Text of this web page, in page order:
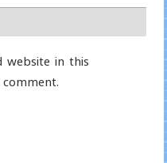
website in this